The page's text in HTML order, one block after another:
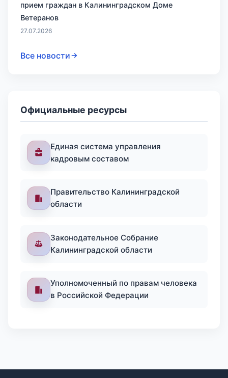
прием граждан в Калининградском Доме
Ветеранов
27.07.2026
Все новости
Официальные ресурсы
Единая система управления
кадровым составом
Правительство Калининградской
области
Законодательное Собрание
Калининградской области
Уполномоченный по правам человека
в Российской Федерации